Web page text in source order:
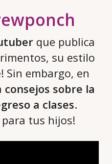
que publica
su estilo
Sin embargo, en
consejos sobre la
a clases.
tus hijos!